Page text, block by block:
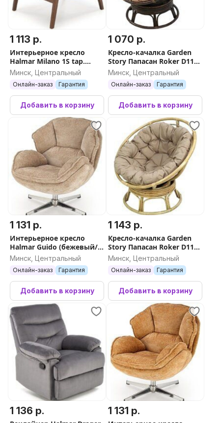
1 113 р.
Интерьерное кресло
Halmar Milano 1S tap.
Castel 15 (бежевый/орех)
Минск, Центральный
Онлайн-заказ Гарантия
Добавить в корзину
1 070 р.
Кресло-качалка Garden
Story Папасан Roker D110
вращающееся CV-18C
(бежевый/коньячный)
Минск, Центральный
Онлайн-заказ Гарантия
Добавить в корзину
1 131 р.
Интерьерное кресло
Halmar Guido (бежевый/
хром)
Минск, Центральный
Онлайн-заказ Гарантия
Добавить в корзину
1 143 р.
Кресло-качалка Garden
Story Папасан Roker D110
вращающееся CV-18H
(медовый/бежевый)
Минск, Центральный
Онлайн-заказ Гарантия
Добавить в корзину
1 136 р. 1 131 р.